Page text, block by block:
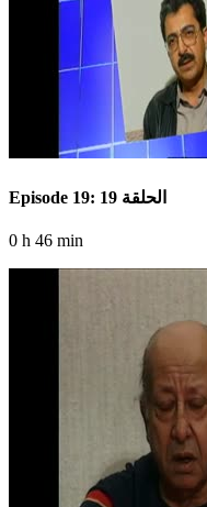
Episode 19: الحلقة 19
0 h 46 min